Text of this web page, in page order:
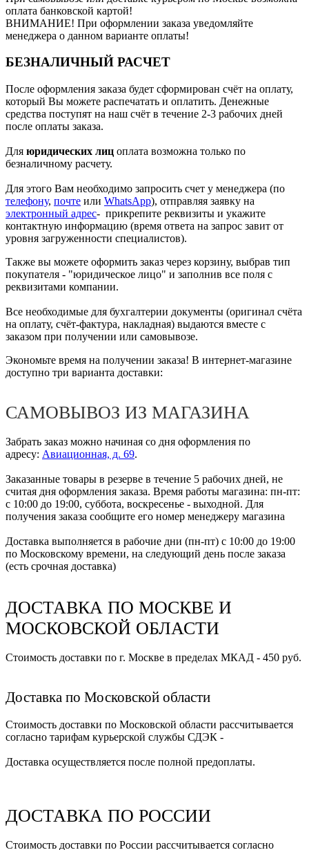
оплата банковской картой!
ВНИМАНИЕ! При оформлении заказа уведомляйте
менеджера о данном варианте оплаты!
БЕЗНАЛИЧНЫЙ РАСЧЕТ
После оформления заказа будет сформирован счёт на оплату,
который Вы можете распечатать и оплатить. Денежные
средства поступят на наш счёт в течение 2-3 рабочих дней
после оплаты заказа.
Для юридических лиц оплата возможна только по
безналичному расчету.
Для этого Вам необходимо запросить счет у менеджера (по
телефону, почте или WhatsApp), отправляя заявку на
электронный адрес- прикрепите реквизиты и укажите
контактную информацию (время ответа на запрос завит от
уровня загруженности специалистов).
Также вы можете оформить заказ через корзину, выбрав тип
покупателя - "юридическое лицо" и заполнив все поля с
реквизитами компании.
Все необходимые для бухгалтерии документы (оригинал счёта
на оплату, счёт-фактура, накладная) выдаются вместе с
заказом при получении или самовывозе.
Экономьте время на получении заказа! В интернет-магазине
доступно три варианта доставки:
САМОВЫВОЗ ИЗ МАГАЗИНА
Забрать заказ можно начиная со дня оформления по
адресу: Авиационная, д. 69.
Заказанные товары в резерве в течение 5 рабочих дней, не
считая дня оформления заказа. Время работы магазина: пн-пт:
с 10:00 до 19:00, суббота, воскресенье - выходной. Для
получения заказа сообщите его номер менеджеру магазина
Доставка выполняется в рабочие дни (пн-пт) с 10:00 до 19:00
по Московскому времени, на следующий день после заказа
(есть срочная доставка)
ДОСТАВКА ПО МОСКВЕ И
МОСКОВСКОЙ ОБЛАСТИ
Стоимость доставки по г. Москве в пределах МКАД - 450 руб.
Доставка по Московской области
Стоимость доставки по Московской области рассчитывается
согласно тарифам курьерской службы СДЭК -
Доставка осуществляется после полной предоплаты.
ДОСТАВКА ПО РОССИИ
Стоимость доставки по России рассчитывается согласно